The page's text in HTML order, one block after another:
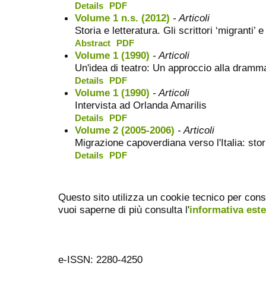
Details PDF
Volume 1 n.s. (2012) - Articoli
Storia e letteratura. Gli scrittori ‘migranti’
Abstract PDF
Volume 1 (1990) - Articoli
Un'idea di teatro: Un approccio alla
Details PDF
Volume 1 (1990) - Articoli
Intervista ad Orlanda Amarilis
Details PDF
Volume 2 (2005-2006) - Articoli
Migrazione capoverdiana verso l'Italia:
Details PDF
Questo sito utilizza un cookie tecnico per
vuoi saperne di più consulta l'informativa
e-ISSN: 2280-4250